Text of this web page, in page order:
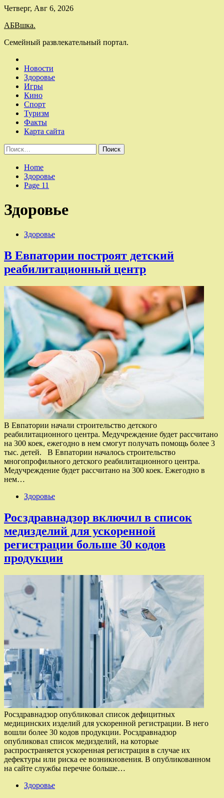
Skip
content
Четверг, Авг 6, 2026
АБВшка.
Семейный развлекательный портал.
Новости
Здоровье
Игры
Кино
Спорт
Туризм
Факты
Карта сайта
Найти:
Home
Здоровье
Page 11
Здоровье
Здоровье
В Евпатории построят детский
реабилитационный центр
В Евпатории начали строительство детского
реабилитационного центра. Медучреждение будет рассчитано
на 300 коек, ежегодно в нем смогут получать помощь более 3
тыс. детей. В Евпатории началось строительство
многопрофильного детского реабилитационного центра.
Медучреждение будет рассчитано на 300 коек. Ежегодно в
нем…
Здоровье
Росздравнадзор включил в список
медизделий для ускоренной
регистрации больше 30 кодов
продукции
Росздравнадзор опубликовал список дефицитных
медицинских изделий для ускоренной регистрации. В него
вошли более 30 кодов продукции. Росздравнадзор
опубликовал список медизделий, на которые
распространяется ускоренная регистрация в случае их
дефектуры или риска ее возникновения. В опубликованном
на сайте службы перечне больше…
Здоровье